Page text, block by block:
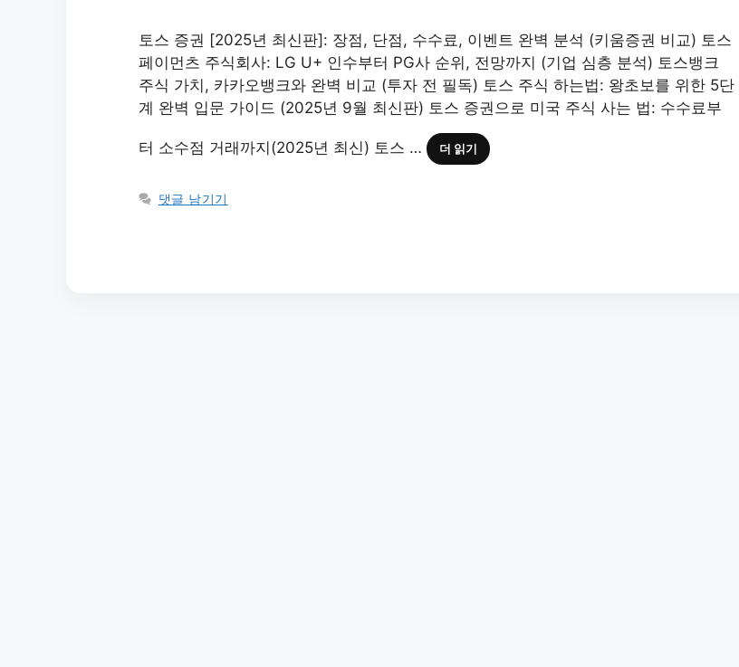
토스 증권 [2025년 최신판]: 장점, 단점, 수수료, 이벤트 완벽 분석 (키움증권 비교) 토스
페이먼츠 주식회사: LG U+ 인수부터 PG사 순위, 전망까지 (기업 심층 분석) 토스뱅크
주식 가치, 카카오뱅크와 완벽 비교 (투자 전 필독) 토스 주식 하는법: 왕초보를 위한 5단
계 완벽 입문 가이드 (2025년 9월 최신판) 토스 증권으로 미국 주식 사는 법: 수수료부
터 소수점 거래까지(2025년 최신) 토스 … 더 읽기
댓글 남기기